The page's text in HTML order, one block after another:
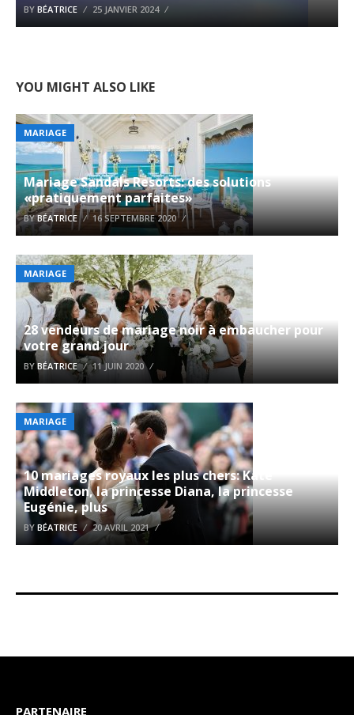
BY BÉATRICE 25 JANVIER 2024
YOU MIGHT ALSO LIKE
MARIAGE
Mariage Sandals Resorts: des solutions
«pratiquement parfaites»
BYBÉATRICE 16 SEPTEMBRE 2020
MARIAGE
28 vendeurs de mariage noir à embaucher pour
votre grand jour
BYBÉATRICE 11 JUIN 2020
MARIAGE
10 mariages royaux les plus chers: Kate
Middleton, la princesse Diana, la princesse
Eugénie, plus
BY BÉATRICE 20 AVRIL 2021
PARTENAIRE